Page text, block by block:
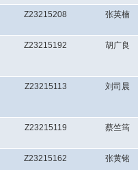
Z23215208 张英楠
Z23215192 胡广良
Z23215113 刘司晨
Z23215119 蔡竺筠
Z23215162 张黄铭